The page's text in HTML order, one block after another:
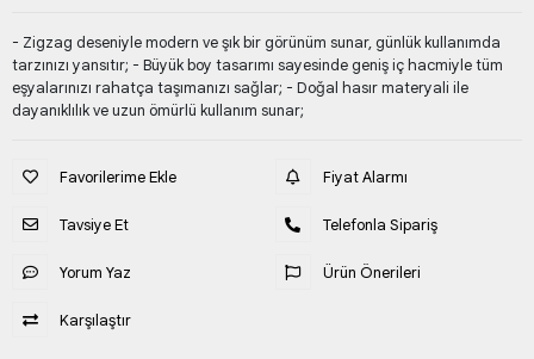
- Zigzag deseniyle modern ve şık bir görünüm sunar, günlük kullanımda
tarzınızı yansıtır; - Büyük boy tasarımı sayesinde geniş iç hacmiyle tüm
eşyalarınızı rahatça taşımanızı sağlar; - Doğal hasır materyali ile
dayanıklılık ve uzun ömürlü kullanım sunar;
Favorilerime Ekle
Tavsiye Et
Yorum Yaz
Karşılaştır
Fiyat Alarmı
Telefonla Sipariş
Ürün Önerileri